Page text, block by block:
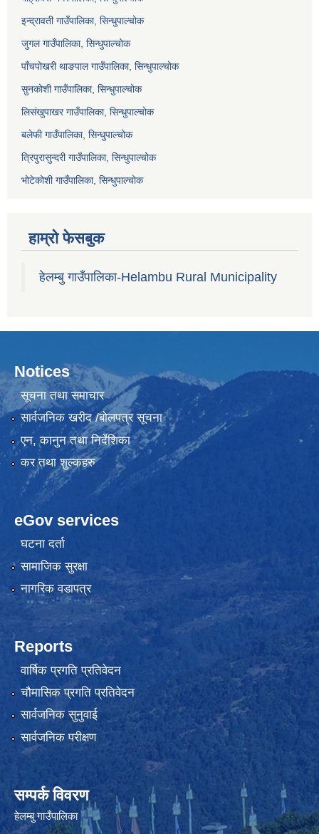
इन्द्रावती गाउँपालिका, सिन्धुपाल्चोक
जुगल गाउँपालिका, सिन्धुपाल्चोक
पाँचपोखरी थाङपाल गाउँपालिका, सिन्धुपाल्चोक
सुनकोशी गाउँपालिका, सिन्धुपाल्चोक
लिसंखुपाखर गाउँपालिका, सिन्धुपाल्चोक
बलेफी गाउँपालिका, सिन्धुपाल्चोक
त्रिपुरासुन्दरी गाउँपालिका, सिन्धुपाल्चोक
भोटेकोशी गाउँपालिका, सिन्धुपाल्चोक
हाम्रो फेसबुक
हेलम्बु गाउँपालिका-Helambu Rural Municipality
Notices
सूचना तथा समाचार
सार्वजनिक खरीद /बोलपत्र सूचना
एन, कानुन तथा निर्देशिका
कर तथा शुल्कहरु
eGov services
घटना दर्ता
सामाजिक सुरक्षा
नागरिक वडापत्र
Reports
वार्षिक प्रगति प्रतिवेदन
चौमासिक प्रगति प्रतिवेदन
सार्वजनिक सुनुवाई
सार्वजनिक परीक्षण
सम्पर्क विवरण
हेलम्बु गाउँपालिका